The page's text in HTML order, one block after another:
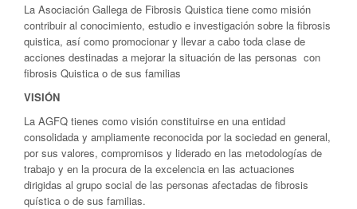
La Asociación Gallega de Fibrosis Quistica tiene como misión
contribuir al conocimiento, estudio e investigación sobre la fibrosis
quistica, así como promocionar y llevar a cabo toda clase de
acciones destinadas a mejorar la situación de las personas con
fibrosis Quistica o de sus familias
VISIÓN
La AGFQ tienes como visión constituirse en una entidad
consolidada y ampliamente reconocida por la sociedad en general,
por sus valores, compromisos y liderado en las metodologías de
trabajo y en la procura de la excelencia en las actuaciones
dirigidas al grupo social de las personas afectadas de fibrosis
quística o de sus familias.